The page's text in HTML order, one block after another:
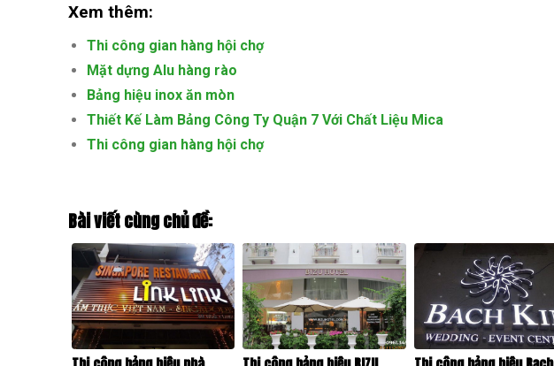
Xem thêm:
Thi công gian hàng hội chợ
Mặt dựng Alu hàng rào
Bảng hiệu inox ăn mòn
Thiết Kế Làm Bảng Công Ty Quận 7 Với Chất Liệu Mica
Thi công gian hàng hội chợ
Bài viết cùng chủ đề: